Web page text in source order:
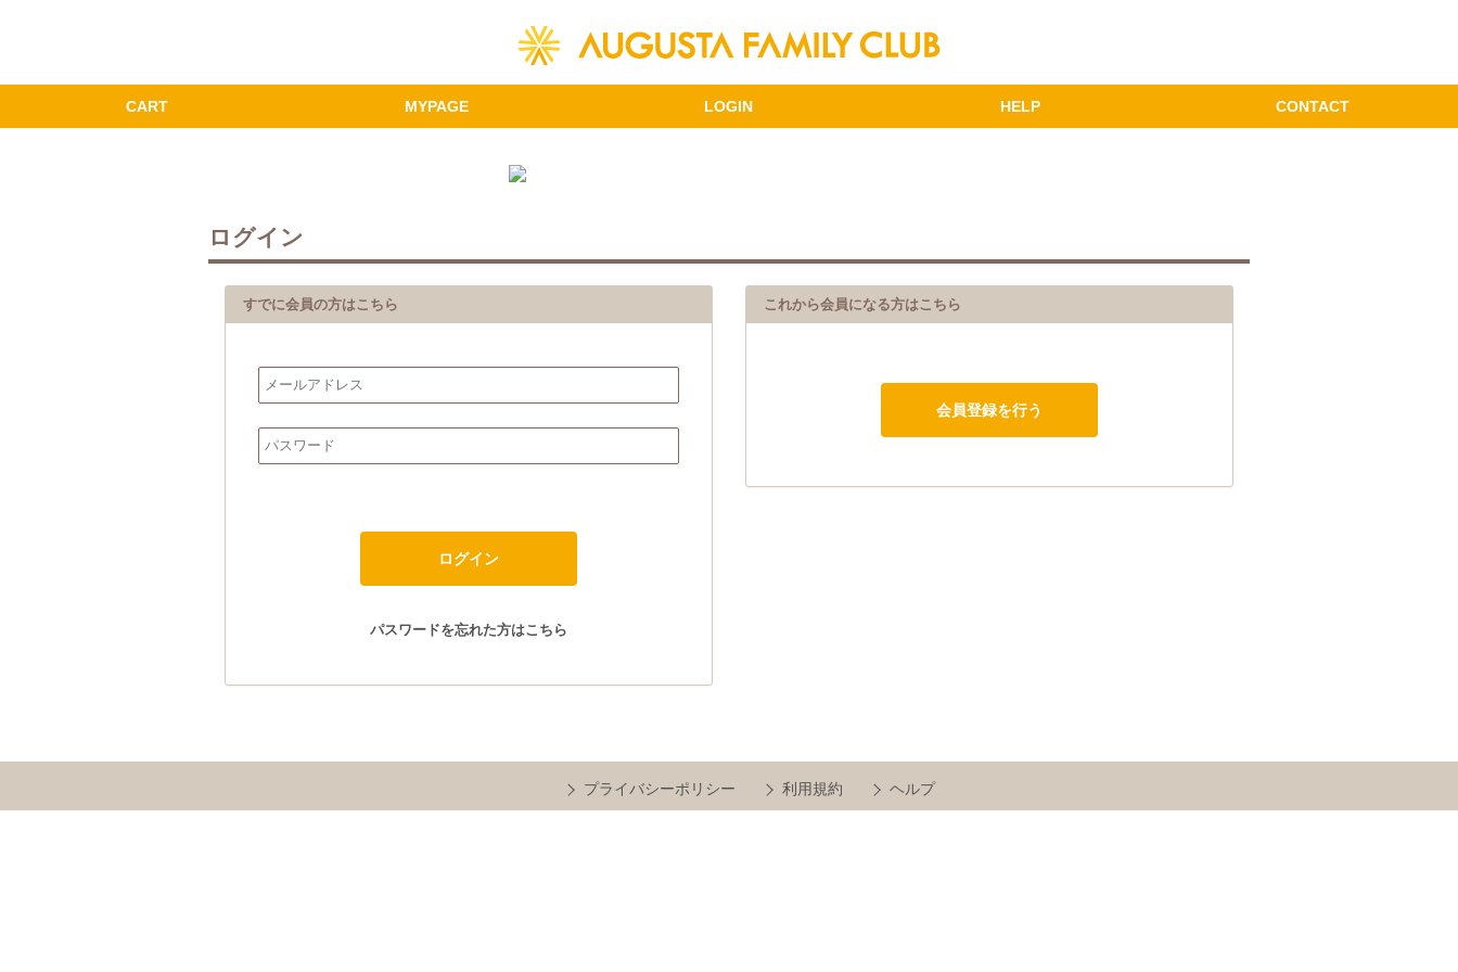
ログイン
すでに会員の方はこちら
パスワードを忘れた方はこちら
これから会員になる方はこちら